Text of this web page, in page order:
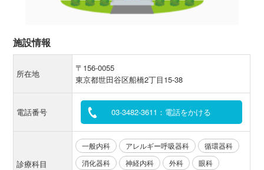
施設情報
所在地
〒156-0055
東京都世田谷区船橋2丁目15-38
電話番号 03-3482-3611：電話をかける
診療科目
一般内科 アレルギー呼吸器科
循環器科
消化器科
神経内科 外科
眼科